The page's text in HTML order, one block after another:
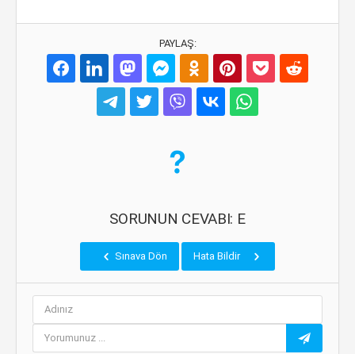
PAYLAŞ:
SORUNUN CEVABI: E
Sınava Dön Hata Bildir